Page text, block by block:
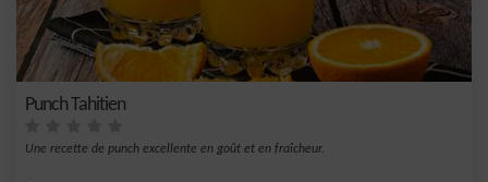
Punch Tahitien
Une recette de punch excellente en goût et en fraîcheur.